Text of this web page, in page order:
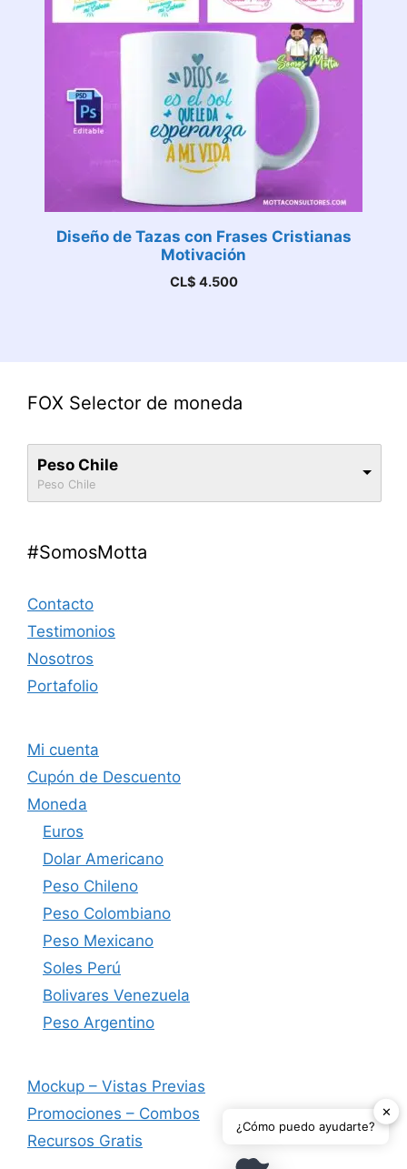
Diseño de Tazas con Frases Cristianas
Motivación
CL$ 4.500
FOX Selector de moneda
Peso Chile
Peso Chile
#SomosMotta
Contacto
Testimonios
Nosotros
Portafolio
Mi cuenta
Cupón de Descuento
Moneda
Euros
Dolar Americano
Peso Chileno
Peso Colombiano
Peso Mexicano
Soles Perú
Bolivares Venezuela
Peso Argentino
Mockup – Vistas Previas
Promociones – Combos
Recursos Gratis
✕
¿Cómo puedo ayudarte?